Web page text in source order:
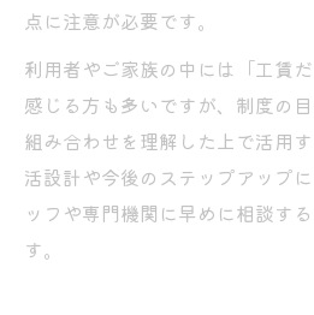
点に注意が必要です。
利用者やご家族の中には「工賃
感じる方も多いですが、制度の
組み合わせを理解した上で活用
活設計や今後のステップアップ
ッフや専門機関に早めに相談す
す。